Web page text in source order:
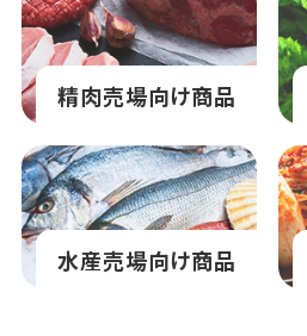
精肉売場向け商品
水産売場向け商品